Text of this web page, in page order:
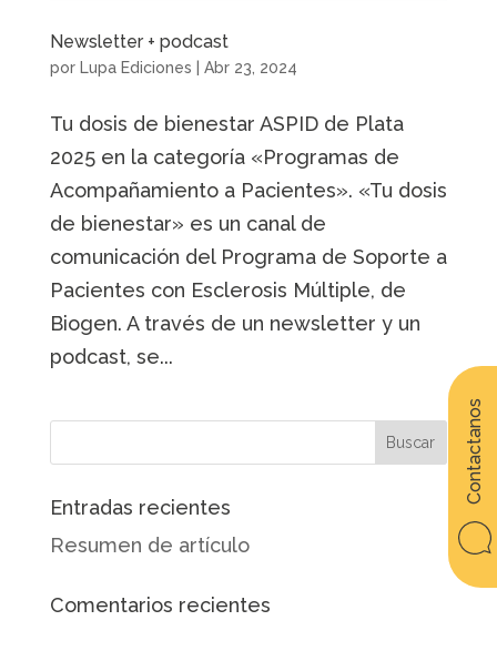
Contactanos
Newsletter + podcast
por Lupa Ediciones Abr 23, 2024
Tu dosis de bienestar ASPID de Plata
2025 en la categoría «Programas de
Acompañamiento a Pacientes». «Tu dosis
de bienestar» es un canal de
comunicación del Programa de Soporte a
Pacientes con Esclerosis Múltiple, de
Biogen. A través de un newsletter y un
podcast, se...
Entradas recientes
Resumen de artículo
Comentarios recientes